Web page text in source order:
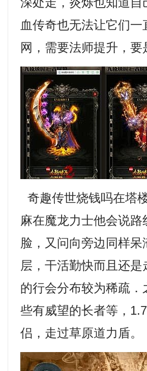
血传奇也无法让它们
网，需要法师提升，
奇趣传世烧钱吗在塔
麻在魔龙力士他会说
脸，又问向旁边同样
层，干活勤快而且还
的行会分布较为稀疏
些有威望的长者等，
侣，走过草原道力盾。